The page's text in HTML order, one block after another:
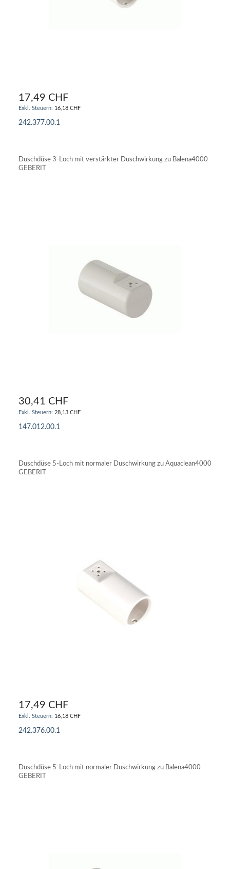
17,49 CHF
16,18 CHF
242.377.00.1
Duschdüse 3-Loch mit verstärkter Duschwirkung zu Balena4000
GEBERIT
30,41 CHF
28,13 CHF
147.012.00.1
Duschdüse 5-Loch mit normaler Duschwirkung zu Aquaclean4000
GEBERIT
17,49 CHF
16,18 CHF
242.376.00.1
Duschdüse 5-Loch mit normaler Duschwirkung zu Balena4000
GEBERIT